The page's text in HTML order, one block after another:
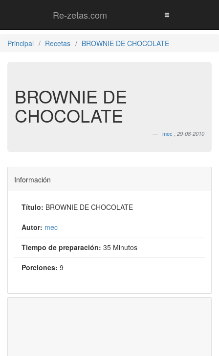
Re-zetas.com
Principal Recetas BROWNIE DE CHOCOLATE
BROWNIE DE
CHOCOLATE
mec 29-08-2010
Información
Título: BROWNIE DE CHOCOLATE
Autor: mec
Tiempo de preparación: 35 Minutos
Porciones: 9